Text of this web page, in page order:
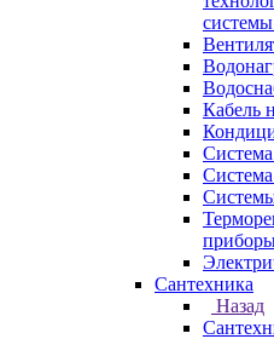
системы
Кабель
Система
Сантехника
Назад